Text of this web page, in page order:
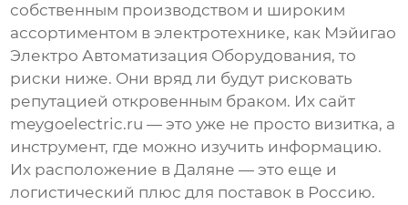
собственным производством и широким
ассортиментом в электротехнике, как Мэйигао
Электро Автоматизация Оборудования, то
риски ниже. Они вряд ли будут рисковать
репутацией откровенным браком. Их сайт
meygoelectric.ru — это уже не просто визитка, а
инструмент, где можно изучить информацию.
Их расположение в Даляне — это еще и
логистический плюс для поставок в Россию.